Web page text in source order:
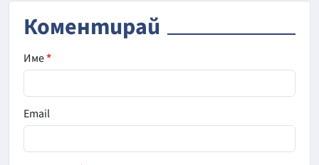
Коментирай
Име*
Email